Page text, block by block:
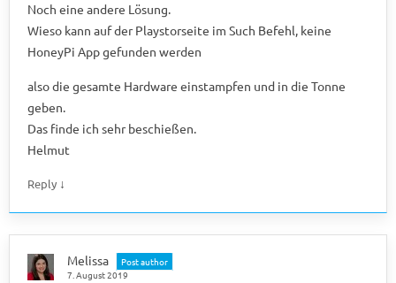
Noch eine andere Lösung.
Wieso kann auf der Playstorseite im Such Befehl, keine
HoneyPi App gefunden werden
also die gesamte Hardware einstampfen und in die Tonne
geben.
Das finde ich sehr beschießen.
Helmut
Reply ↓
Melissa
Post author
7. August 2019